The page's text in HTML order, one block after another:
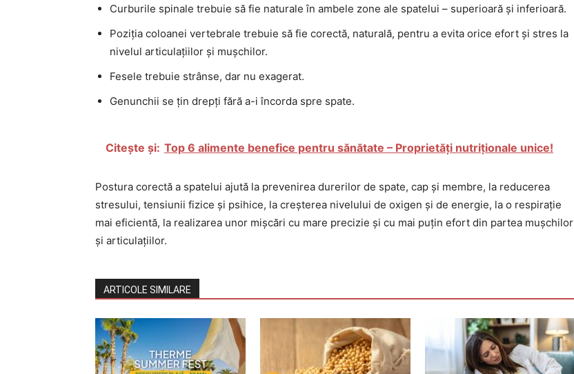
Curburile spinale trebuie să fie naturale în ambele zone ale spatelui – superioară și inferioară.
Poziția coloanei vertebrale trebuie să fie corectă, naturală, pentru a evita orice efort și stres la
nivelul articulațiilor și mușchilor.
Fesele trebuie strânse, dar nu exagerat.
Genunchii se țin drepți fără a-i încorda spre spate.
Citește și: Top 6 alimente benefice pentru sănătate – Proprietăți nutriționale unice!
Postura corectă a spatelui ajută la prevenirea durerilor de spate, cap și membre, la reducerea
stresului, tensiunii fizice și psihice, la creșterea nivelului de oxigen și de energie, la o respirație
mai eficientă, la realizarea unor mișcări cu mare precizie și cu mai puțin efort din partea mușchilor
și articulațiilor.
ARTICOLE SIMILARE